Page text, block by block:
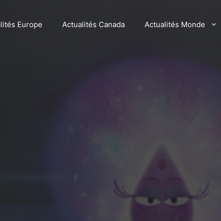
Europe Actualités Canada Actualités Monde